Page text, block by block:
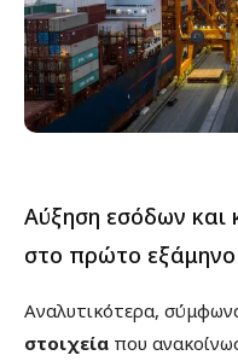
Αύξηση εσόδων και
στο πρώτο εξάμηνο
Αναλυτικότερα,
στοιχεία που